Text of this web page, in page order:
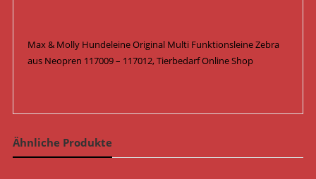
Max & Molly Hundeleine Original Multi Funktionsleine Zebra
aus Neopren 117009 – 117012, Tierbedarf Online Shop
Ähnliche Produkte